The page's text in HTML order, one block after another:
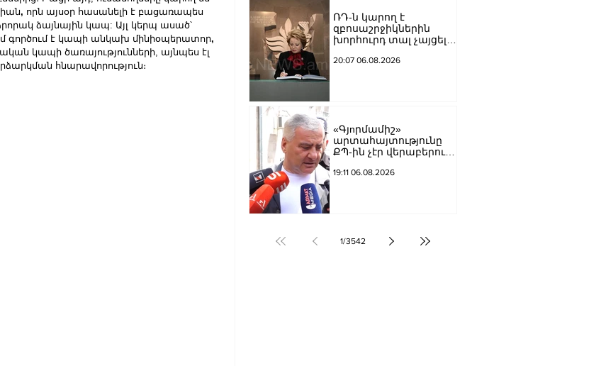
, որն այսօր հասանելի է բացառապես
ձայնային կապ: Այլ կերպ ասած՝
գործում է կապի անկախ մինիօպերատոր,
կապի ծառայությունների, այնպես էլ
հնարավորություն։
ՌԴ-ն կարող է
զբոսաշրջիկներին
խորհուրդ տալ չայցելել
ռուսաստանցիների
20:07 06.08.2026
«Գյnրմամիշ»
արտահայտությունը
ՔՊ-ին չէր վերաբերում,
խլnղներին էր
19:11 06.08.2026
1/3542